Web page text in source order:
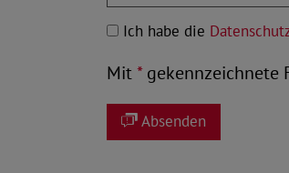
Ich habe die
Mit*gekennzeichnete
Absenden